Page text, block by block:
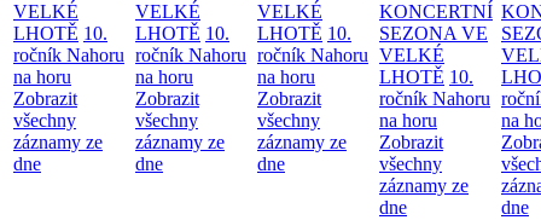
VELKÉ
LHOTĚ 10.
ročník Nahoru
na horu
Zobrazit
všechny
záznamy ze
dne
VELKÉ
LHOTĚ 10.
ročník Nahoru
na horu
Zobrazit
všechny
záznamy ze
dne
VELKÉ
LHOTĚ 10.
ročník Nahoru
na horu
Zobrazit
všechny
záznamy ze
dne
KONCERTNÍ
SEZONA VE
VELKÉ
LHOTĚ 10.
ročník Nahoru
na horu
Zobrazit
všechny
záznamy ze
dne
na
dne